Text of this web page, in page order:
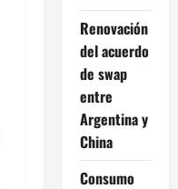
Renovación
del acuerdo
de swap
entre
Argentina y
China
Consumo